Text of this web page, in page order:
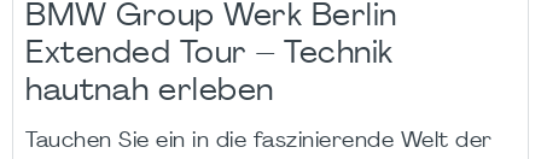
BMW Group Werk Berlin
Extended Tour – Technik
hautnah erleben
Tauchen Sie ein in die faszinierende Welt der